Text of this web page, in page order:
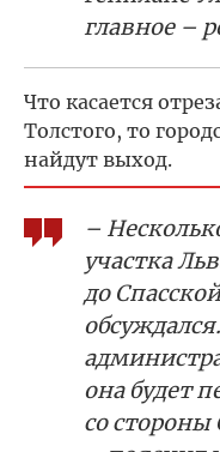
главное –
Что касается
Толстого, то
найдут выход.
–
участка
до
она будет
со стороны